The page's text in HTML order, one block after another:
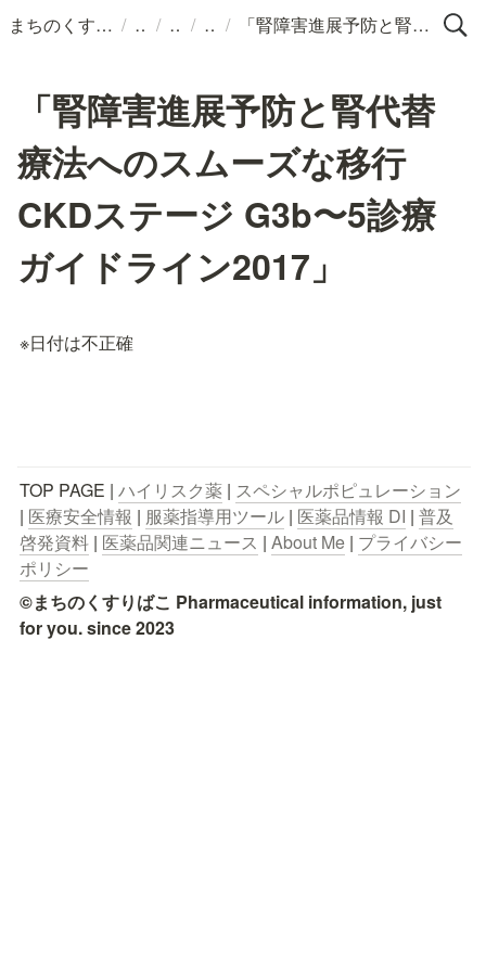
まちのくすりばこ / / / / 「腎障害進展予防と腎代替療法へのスムーズな移行 CKDステージ G3b〜5診療ガイドライン2017」
「腎障害進展予防と腎代替
療法へのスムーズな移行
CKDステージ G3b〜5診療
ガイドライン2017」
※日付は不正確
TOP PAGE | ハイリスク薬 | スペシャルポピュレーション
| 医療安全情報 | 服薬指導用ツール | 医薬品情報 DI | 普及
啓発資料 | 医薬品関連ニュース | About Me | プライバシー
ポリシー
©まちのくすりばこ Pharmaceutical information, just
for you. since 2023